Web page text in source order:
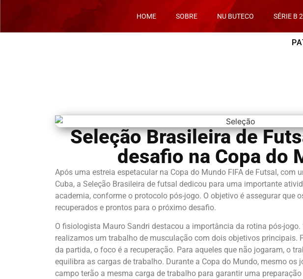
HOME SOBRE NU BUTECO SÉRIE B
Seleção Brasileira de
desafio na Copa do
Após uma estreia espetacular na Copa do Mundo FIFA de Futsal, com
Cuba, a Seleção Brasileira de futsal dedicou para uma importante
academia, conforme o protocolo pós-jogo. O objetivo é assegurar que
recuperados e prontos para o próximo desafio.
O fisiologista Mauro Sandri destacou a importância da rotina pós-jogo.
realizamos um trabalho de musculação com dois objetivos principais.
da partida, o foco é a recuperação. Para aqueles que não jogaram, o
equilibra as cargas de trabalho. Durante a Copa do Mundo, mesmo os
campo terão a mesma carga de trabalho para garantir uma